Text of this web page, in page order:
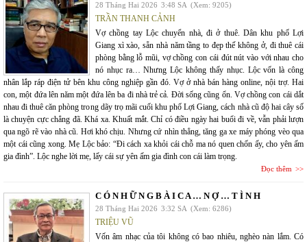
28 Tháng Hai 2026 3:48 SA (Xem: 9205)
TRẦN THANH CẢNH
Vợ chồng tay Lộc chuyển nhà, đi ở thuê. Dân khu phố Lợi
Giang xì xào, sẵn nhà năm tầng to đẹp thế không ở, đi thuê cái
phòng bằng lỗ mũi, vợ chồng con cái đút nút vào với nhau cho
nó nhục ra… Nhưng Lộc không thấy nhục. Lộc vốn là công
nhân lắp ráp điện tử bên khu công nghiệp gần đó. Vợ ở nhà bán hàng online, nội trợ. Hai
con, một đứa lên năm một đứa lên ba đi nhà trẻ cả. Đời sống cũng ổn. Vợ chồng con cái dắt
nhau đi thuê căn phòng trong dãy trọ mãi cuối khu phố Lợi Giang, cách nhà cũ độ hai cây số
là chuyện cực chẳng đã. Khá xa. Khuất mắt. Chỉ có điều ngày hai buổi đi về, vẫn phải lượn
qua ngõ rẽ vào nhà cũ. Hơi khó chịu. Nhưng cứ nhìn thẳng, tăng ga xe máy phóng vèo qua
một cái cũng xong. Mẹ Lộc bảo: “Đi cách xa khỏi cái chỗ ma nó quen chốn ấy, cho yên ấm
gia đình”. Lộc nghe lời mẹ, lấy cái sự yên ấm gia đình con cái làm trọng.
Đọc thêm
C Ó N H Ữ N G B À I C A … N Ợ … T Ì N H
28 Tháng Hai 2026 3:32 SA (Xem: 6286)
TRIỆU VŨ
Vốn âm nhạc của tôi không có bao nhiêu, nghèo nàn lắm. Có